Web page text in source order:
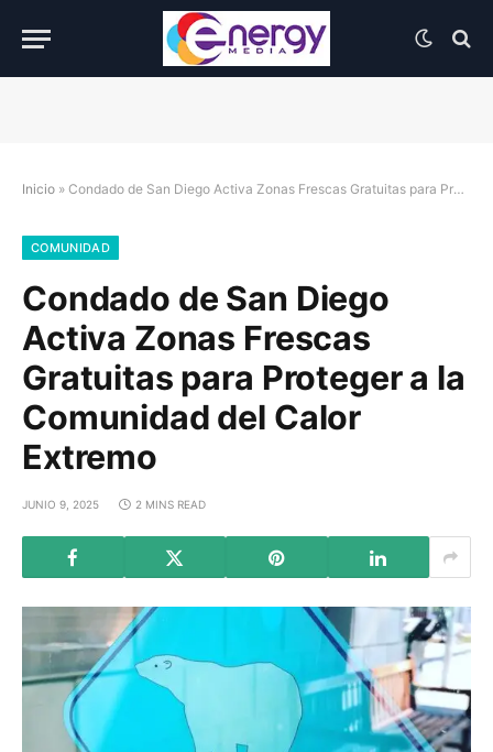
Inicio » Condado de San Diego Activa Zonas Frescas Gratuitas para Proteger a la Comunidad del Calor Extremo
COMUNIDAD
Condado de San Diego
Activa Zonas Frescas
Gratuitas para Proteger a la
Comunidad del Calor
Extremo
JUNIO 9, 2025 2 MINS READ